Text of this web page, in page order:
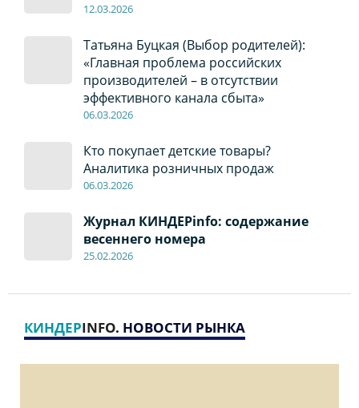
12.03.2026
Татьяна Буцкая (Выбор родителей):
«Главная проблема российских
производителей – в отсутствии
эффективного канала сбыта»
06.03.2026
Кто покупает детские товары?
Аналитика розничных продаж
06.03.2026
Журнал КИНДЕРinfo: содержание
весеннего номера
25.02.2026
КИНДЕРINFO. НОВОСТИ РЫНКА